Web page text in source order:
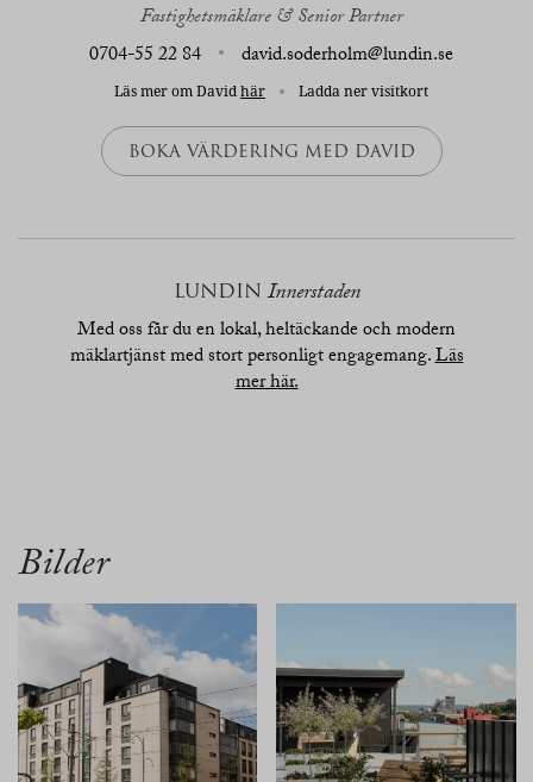
Fastighetsmäklare & Senior Partner
0704-55 22 84
david.soderholm@lundin.se
Läs mer om David här Ladda ner visitkort
BOKA VÄRDERING MED DAVID
LUNDIN Innerstaden
Med oss får du en lokal, heltäckande och modern
mäklartjänst med stort personligt engagemang.Läs
mer här.
Bilder